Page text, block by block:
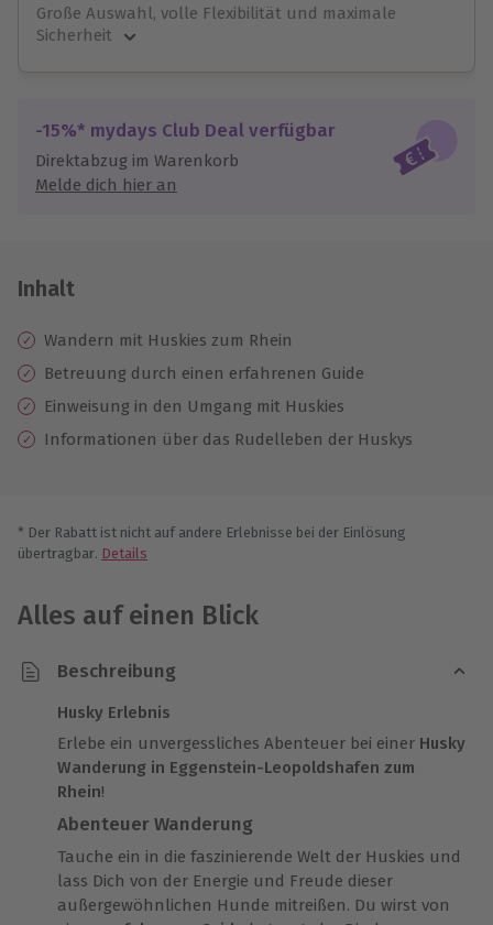
Große Auswahl, volle Flexibilität und maximale
Sicherheit
Jeder Gutschein für alle Erlebnisse einlösbar.
Maximale Sicherheit
10 Jahre gültig & verlängerbar.
-15%* mydays Club Deal verfügbar
Direktabzug im Warenkorb
Melde dich hier an
Inhalt
Wandern mit Huskies zum Rhein
Betreuung durch einen erfahrenen Guide
Einweisung in den Umgang mit Huskies
Informationen über das Rudelleben der Huskys
* Der Rabatt ist nicht auf andere Erlebnisse bei der Einlösung
übertragbar. Details
Alles auf einen Blick
Beschreibung
Husky Erlebnis
Erlebe ein unvergessliches Abenteuer bei einer Husky
Wanderung in Eggenstein-Leopoldshafen zum
Rhein!
Abenteuer Wanderung
Tauche ein in die faszinierende Welt der Huskies und
lass Dich von der Energie und Freude dieser
außergewöhnlichen Hunde mitreißen. Du wirst von